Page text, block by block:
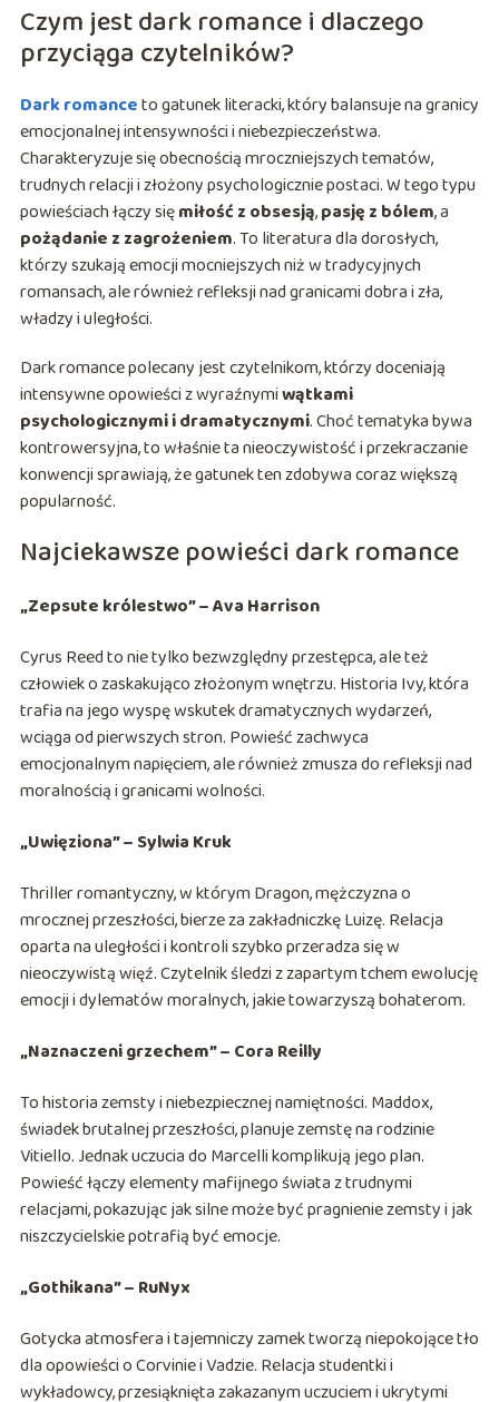
Czym jest dark romance i dlaczego
przyciąga czytelników?
Dark romanceto gatunek literacki, który balansuje na granicy
emocjonalnej intensywności i niebezpieczeństwa.
Charakteryzuje się obecnością mroczniejszych tematów,
trudnych relacji i złożony psychologicznie postaci. W tego typu
powieściach łączy sięmiłość z obsesją,pasję z bólem, a
pożądanie z zagrożeniem. To literatura dla dorosłych,
którzy szukają emocji mocniejszych niż w tradycyjnych
romansach, ale również refleksji nad granicami dobra i zła,
władzy i uległości.
Dark romance polecany jest czytelnikom, którzy doceniają
intensywne opowieści z wyraźnymiwątkami
psychologicznymi i dramatycznymi. Choć tematyka bywa
kontrowersyjna, to właśnie ta nieoczywistość i przekraczanie
konwencji sprawiają, że gatunek ten zdobywa coraz większą
popularność.
Najciekawsze powieści dark romance
„Zepsute królestwo” – Ava Harrison
Cyrus Reed to nie tylko bezwzględny przestępca, ale też
człowiek o zaskakująco złożonym wnętrzu. Historia Ivy, która
trafia na jego wyspę wskutek dramatycznych wydarzeń,
wciąga od pierwszych stron. Powieść zachwyca
emocjonalnym napięciem, ale również zmusza do refleksji nad
moralnością i granicami wolności.
„Uwięziona” – Sylwia Kruk
Thriller romantyczny, w którym Dragon, mężczyzna o
mrocznej przeszłości, bierze za zakładniczkę Luizę. Relacja
oparta na uległości i kontroli szybko przeradza się w
nieoczywistą więź. Czytelnik śledzi z zapartym tchem ewolucję
emocji i dylematów moralnych, jakie towarzyszą bohaterom.
„Naznaczeni grzechem” – Cora Reilly
To historia zemsty i niebezpiecznej namiętności. Maddox,
świadek brutalnej przeszłości, planuje zemstę na rodzinie
Vitiello. Jednak uczucia do Marcelli komplikują jego plan.
Powieść łączy elementy mafijnego świata z trudnymi
relacjami, pokazując jak silne może być pragnienie zemsty i jak
niszczycielskie potrafią być emocje.
„Gothikana” – RuNyx
Gotycka atmosfera i tajemniczy zamek tworzą niepokojące tło
dla opowieści o Corvinie i Vadzie. Relacja studentki i
wykładowcy, przesiąknięta zakazanym uczuciem i ukrytymi